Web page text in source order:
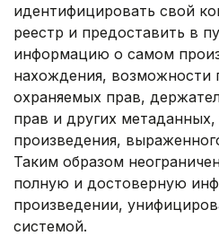
идентифицировать свой
реестр и предоставить в
информацию о самом
нахождения, возможности
охраняемых прав,
прав и других
произведения,
Таким образом
полную и достоверную
произведении,
системой.